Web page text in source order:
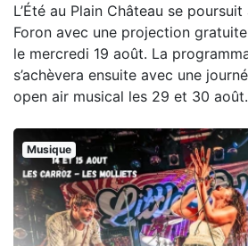
L’Été au Plain Château se
Foron avec une projection
le mercredi 19 août. La
s’achèvera ensuite avec une
open air musical les 29 et 30 août.
Musique